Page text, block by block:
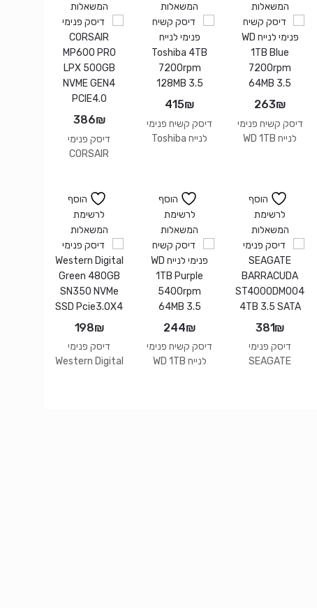
המשאלות
263₪
דיסק קשיח פנימי
לנייח WD 1TB
המשאלות
415₪
דיסק קשיח פנימי
לנייח Toshiba
המשאלות
386₪
דיסק פנימי
CORSAIR
NVME GEN4
PCIE4.0
הוסף
לרשימת
המשאלות
381₪
דיסק פנימי
SEAGATE
הוסף
לרשימת
המשאלות
244₪
דיסק קשיח פנימי
לנייח WD 1TB
הוסף
לרשימת
המשאלות
198₪
דיסק פנימי
Western Digital